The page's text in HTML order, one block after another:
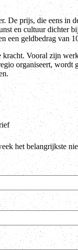
De prijs, die eens in
en cultuur dichter
een geldbedrag van
Vooral zijn
organiseert, wordt
het belangrijkste